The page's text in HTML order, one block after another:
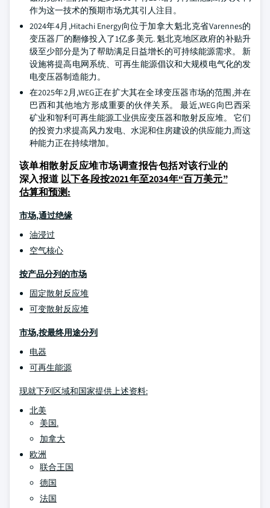
作为这一技术的预期市场尤其引人注目。
2024年4月,Hitachi Energy向位于加拿大魁北克省Varennes的
变压器厂的翻修投入了1亿多美元. 魁北克地区政府的补贴升
级至少部分是为了帮助满足日益增长的可持续能源需求。 新
设施将提高电网系统、可再生能源倡议和大规模电气化的发
电变压器制造能力。
在2025年2月,WEG正在扩大其在全球变压器市场的范围,并在
巴西和其他地方形成重要的伙伴关系。 最近,WEG向巴西采
矿业和智利可再生能源工业供应变压器和散射反应堆。 它们
的投资力求提高风力发电、水泥和住房建设的供应能力,而这
种能力正在持续增加。
该单相散射反应堆市场调查报告包括对该行业的
深入报道 以下各段按2021年至2034年“百万美元”
估算和预测:
市场,通过绝缘
油浸过
空气核心
按产品分列的市场
固定散射反应堆
可变散射反应堆
市场,按最终用途分列
电器
可再生能源
现就下列区域和国家提供上述资料:
北美
美国.
加拿大
欧洲
联合王国
德国
法国